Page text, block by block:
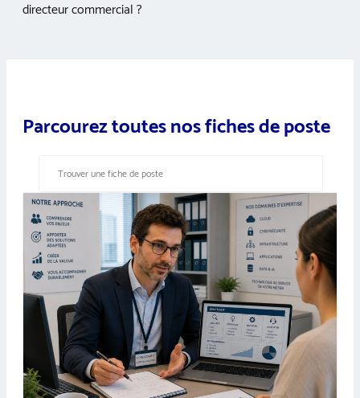
directeur commercial ?
Parcourez toutes nos fiches de poste